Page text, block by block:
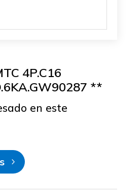
4P.C16
**
en este